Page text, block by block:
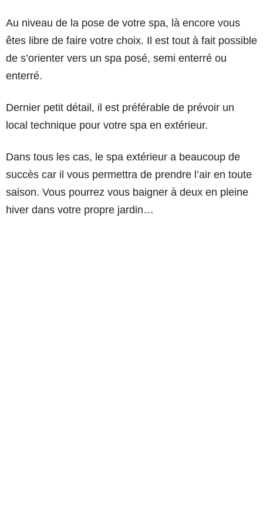
Au niveau de la pose de votre spa, là encore vous
êtes libre de faire votre choix. Il est tout à fait possible
de s’orienter vers un spa posé, semi enterré ou
enterré.
Dernier petit détail, il est préférable de prévoir un
local technique pour votre spa en extérieur.
Dans tous les cas, le spa extérieur a beaucoup de
succès car il vous permettra de prendre l’air en toute
saison. Vous pourrez vous baigner à deux en pleine
hiver dans votre propre jardin…